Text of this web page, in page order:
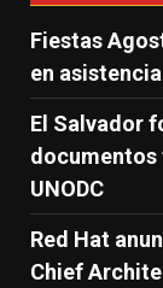
Fiestas
en
El Salvador
documentos
UNODC
Red Hat
Chief